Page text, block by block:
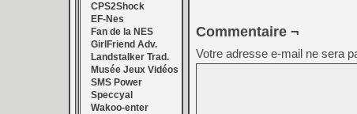
CPS2Shock
EF-Nes
Fan de la NES
GirlFriend Adv.
Landstalker Trad.
Musée Jeux Vidéos
SMS Power
Speccyal
Wakoo-enter
Commentaire ¬
Votre adresse e-mail ne sera